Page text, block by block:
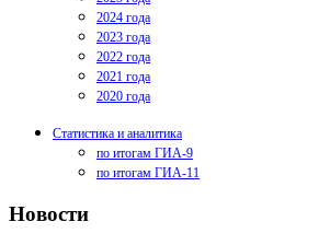
2024 года
2023 года
2022 года
2021 года
2020 года
Статистика и аналитика
по итогам ГИА-9
по итогам ГИА-11
Новости